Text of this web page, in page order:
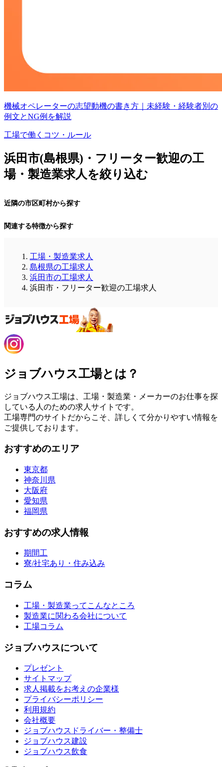
機械オペレーターの志望動機の書き方｜未経験・経験者別の
例文とNG例を解説
工場で働くコツ・ルール
浜田市(島根県)・フリーター歓迎の工
場・製造業求人を絞り込む
近隣の市区町村から探す
関連する特徴から探す
工場・製造業求人
島根県の工場求人
浜田市の工場求人
浜田市・フリーター歓迎の工場求人
ジョブハウス工場とは？
ジョブハウス工場は、工場・製造業・メーカーのお仕事を探
している人のための求人サイトです。
工場専門のサイトだからこそ、詳しくて分かりやすい情報を
ご提供しております。
おすすめのエリア
東京都
神奈川県
大阪府
愛知県
福岡県
おすすめの求人情報
期間工
寮/社宅あり・住み込み
コラム
工場・製造業ってこんなところ
製造業に関わる会社について
工場コラム
ジョブハウスについて
プレゼント
サイトマップ
求人掲載をお考えの企業様
プライバシーポリシー
利用規約
会社概要
ジョブハウスドライバー・整備士
ジョブハウス建設
ジョブハウス飲食